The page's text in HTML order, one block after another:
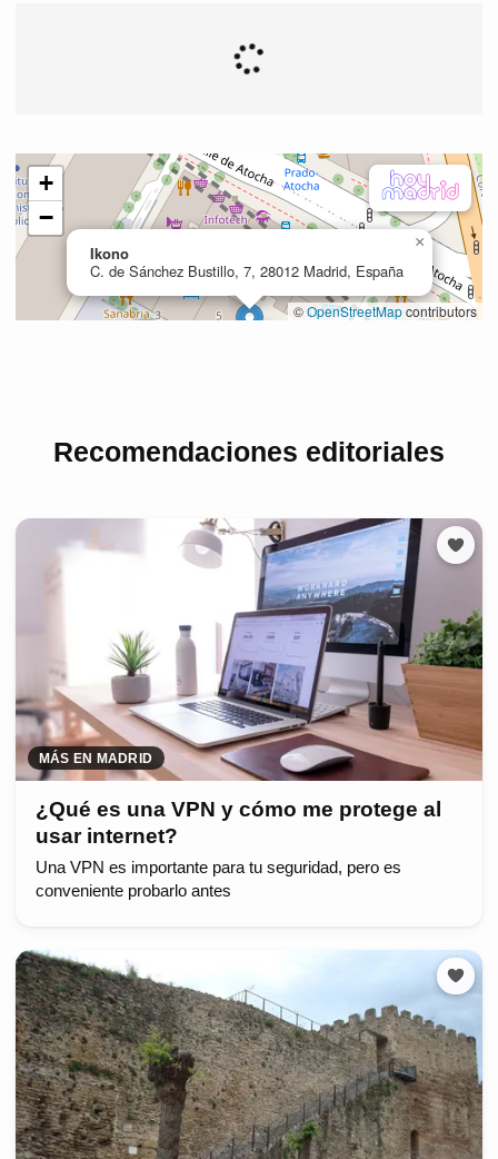
Recomendaciones editoriales
MÁS EN MADRID
¿Qué es una VPN y cómo me protege al
usar internet?
Una VPN es importante para tu seguridad, pero es
conveniente probarlo antes